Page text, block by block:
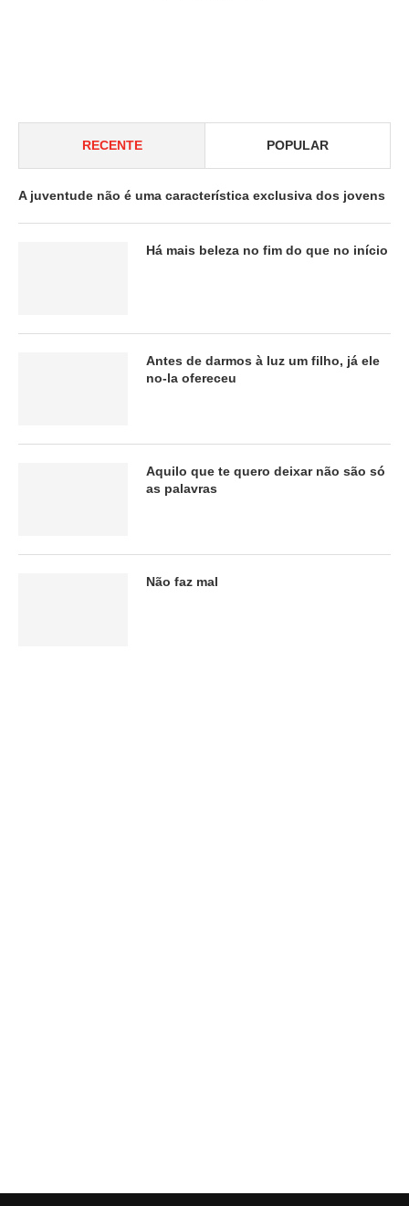
RECENTE POPULAR
A juventude não é uma característica exclusiva dos jovens
Há mais beleza no fim do que no início
Antes de darmos à luz um filho, já ele
no-la ofereceu
Aquilo que te quero deixar não são só
as palavras
Não faz mal